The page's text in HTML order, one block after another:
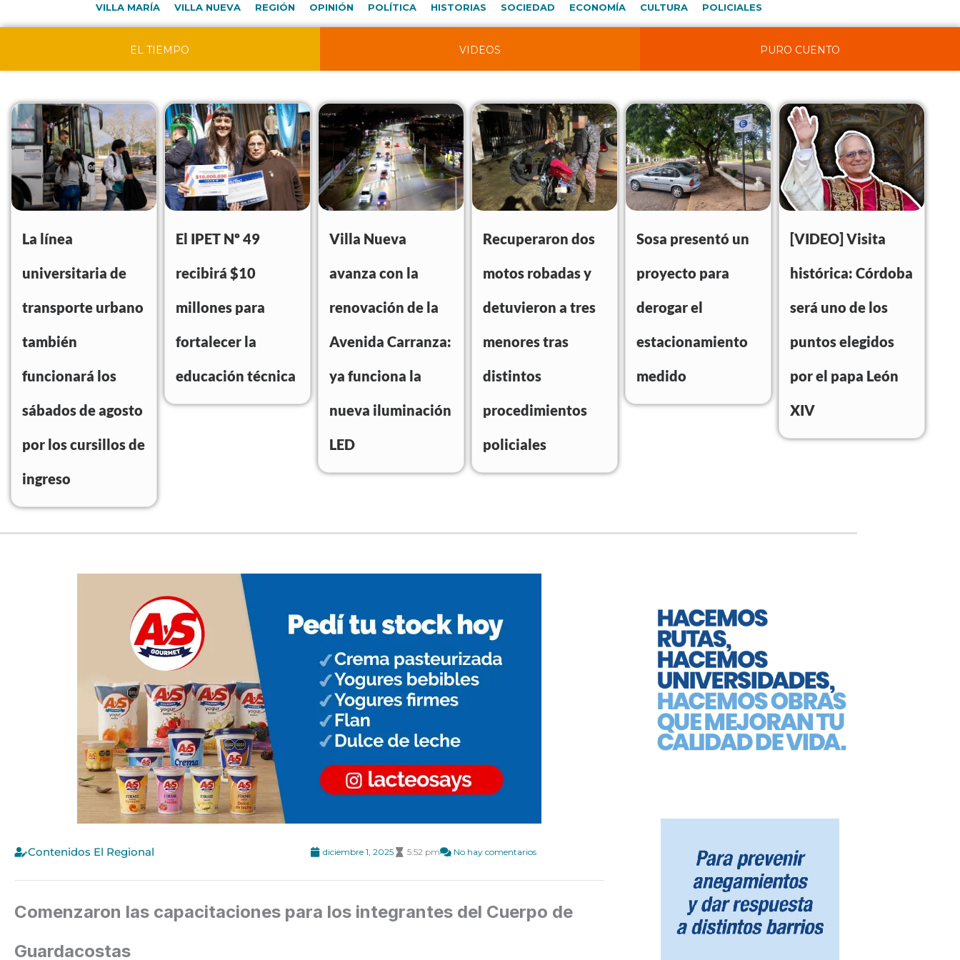
VILLA MARÍA VILLA NUEVA REGIÓN OPINIÓN POLÍTICA HISTORIAS SOCIEDAD ECONOMÍA CULTURA POLICIALES
EL TIEMPO VIDEOS PURO CUENTO
La línea
universitaria de
transporte urbano
también
funcionará los
sábados de agosto
por los cursillos de
ingreso
El IPET Nº 49
recibirá $10
millones para
fortalecer la
educación técnica
Villa Nueva
avanza con la
renovación de la
Avenida Carranza:
ya funciona la
nueva iluminación
LED
Recuperaron dos
motos robadas y
detuvieron a tres
menores tras
distintos
procedimientos
policiales
Sosa presentó un
proyecto para
derogar el
estacionamiento
medido
[VIDEO] Visita
histórica: Córdoba
será uno de los
puntos elegidos
por el papa León
XIV
Contenidos El Regional diciembre 1, 2025 5:52 pm No hay comentarios
Comenzaron las capacitaciones para los integrantes del Cuerpo de
Guardacostas